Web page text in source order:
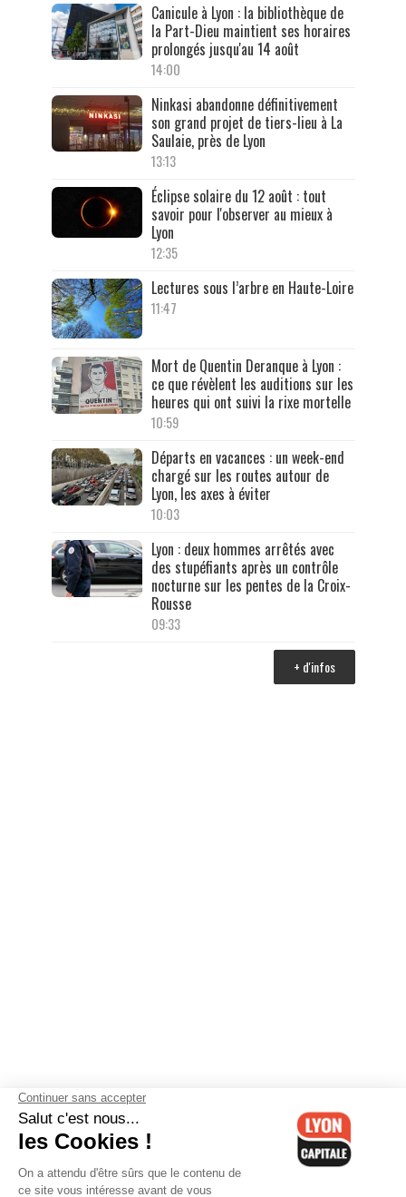
Canicule à Lyon : la bibliothèque de
la Part-Dieu maintient ses horaires
prolongés jusqu'au 14 août
14:00
Ninkasi abandonne définitivement
son grand projet de tiers-lieu à La
Saulaie, près de Lyon
13:13
Éclipse solaire du 12 août : tout
savoir pour l'observer au mieux à
Lyon
12:35
Lectures sous l’arbre en Haute-Loire
11:47
Mort de Quentin Deranque à Lyon :
ce que révèlent les auditions sur les
heures qui ont suivi la rixe mortelle
10:59
Départs en vacances : un week-end
chargé sur les routes autour de
Lyon, les axes à éviter
10:03
Lyon : deux hommes arrêtés avec
des stupéfiants après un contrôle
nocturne sur les pentes de la Croix-
Rousse
09:33
+ d'infos